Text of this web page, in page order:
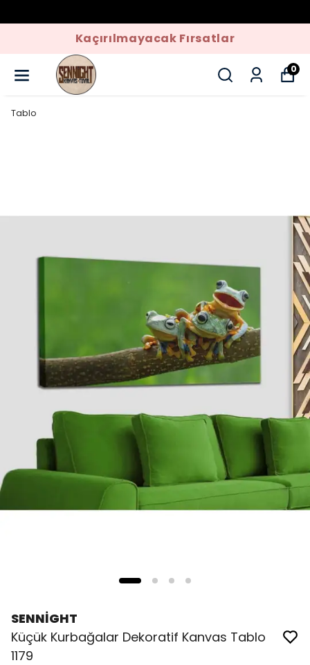
Kaçırılmayacak Fırsatlar
0
Tablo
SENNİGHT
Küçük Kurbağalar Dekoratif Kanvas Tablo
1179